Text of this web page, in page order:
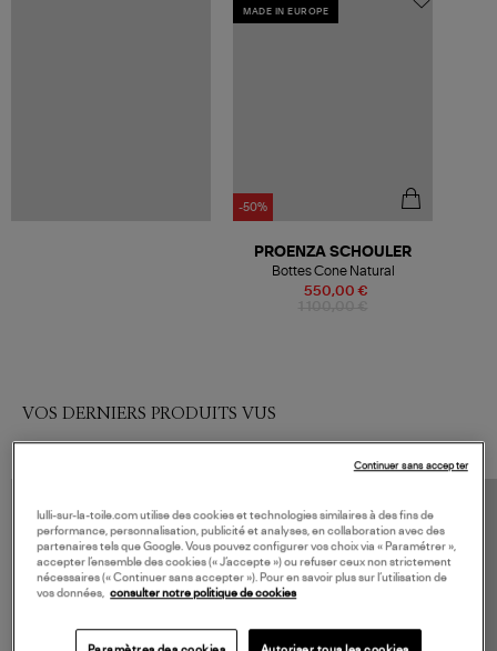
MADE IN EUROPE
-50%
550,00 €
PROENZA SCHOULER
Bottes Cone Natural
VOS DERNIERS PRODUITS VUS
lulli-sur-la-toile.com utilise des cookies et technologies similaires à des fins de
performance, personnalisation, publicité et analyses, en collaboration avec des
partenaires tels que Google. Vous pouvez configurer vos choix via « Paramétrer »,
accepter l’ensemble des cookies (« J’accepte ») ou refuser ceux non strictement
nécessaires (« Continuer sans accepter »). Pour en savoir plus sur l’utilisation de
vos données,
consulter notre politique de cookies
Continuer sans accepter